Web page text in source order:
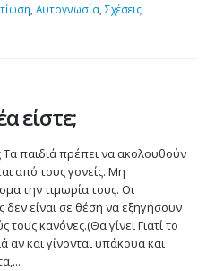
, Αυτογνωσία, Σχέσεις
είστε;
παιδιά πρέπει να ακολουθούν
από τους γονείς. Μη
την τιμωρία τους. Οι
δεν είναι σε θέση να εξηγήσουν
κανόνες.(Θα γίνει Γιατί το
και γίνονται υπάκουα και